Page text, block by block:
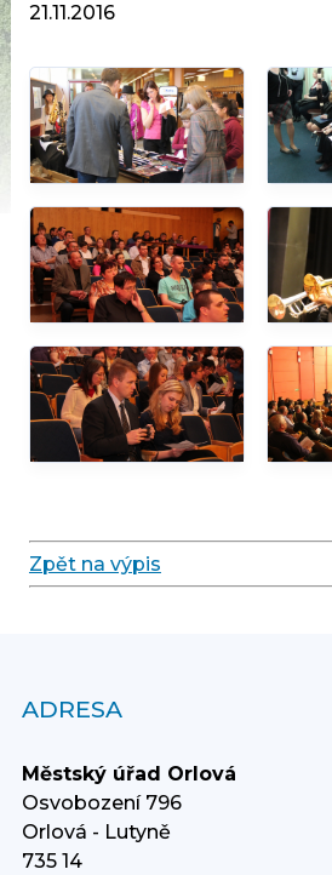
21.11.2016
Zpět na výpis
ADRESA
Městský úřad Orlová
Osvobození 796
Orlová - Lutyně
735 14